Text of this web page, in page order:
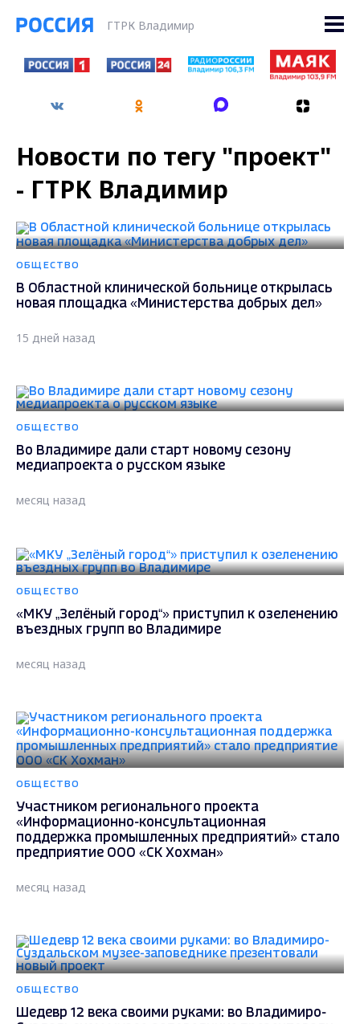
ГТРК Владимир
Новости по тегу "проект"
- ГТРК Владимир
ОБЩЕСТВО
В Областной клинической больнице открылась
новая площадка «Министерства добрых дел»
15 дней назад
ОБЩЕСТВО
Во Владимире дали старт новому сезону
медиапроекта о русском языке
месяц назад
ОБЩЕСТВО
«МКУ „Зелёный город“» приступил к озеленению
въездных групп во Владимире
месяц назад
ОБЩЕСТВО
Участником регионального проекта
«Информационно-консультационная
поддержка промышленных предприятий» стало
предприятие ООО «СК Хохман»
месяц назад
ОБЩЕСТВО
Шедевр 12 века своими руками: во Владимиро-